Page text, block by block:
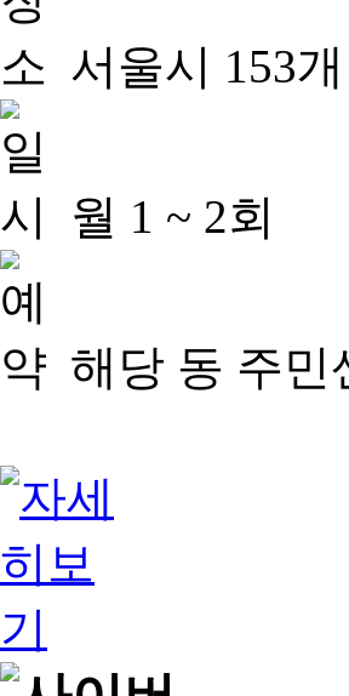
서울시 153
월 1 ~ 2회
해당 동 주민